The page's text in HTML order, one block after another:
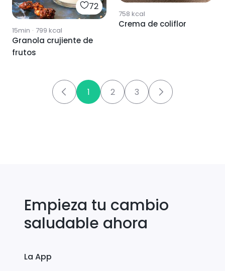
72
15min · 799 kcal
Granola crujiente de
frutos
758 kcal
Crema de coliflor
1 2 3
Empieza tu cambio
saludable ahora
La App